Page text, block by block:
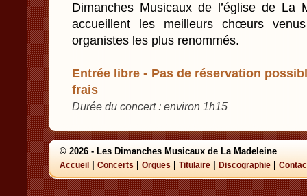
Dimanches Musicaux de l’église de La
accueillent les meilleurs chœurs
organistes les plus renommés.
Entrée libre - Pas de réservation
frais
Durée du concert : environ 1h15
© 2026 - Les Dimanches Musicaux de La Madeleine
Accueil Concerts Orgues Titulaire Discographie